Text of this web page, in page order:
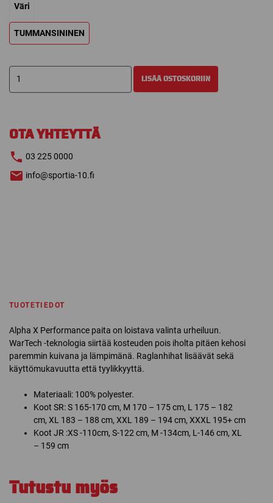
Väri
TUMMANSININEN
WARRIOR
COLLEGEPAITA
LISÄÄ OSTOSKORIIN
OTA YHTEYTTÄ
03 225 0000
info@sportia-10.fi
TUOTETIEDOT
Alpha X Performance paita on loistava valinta urheiluun.
WarTech -teknologia siirtää kosteuden pois iholta pitäen kehosi
paremmin kuivana ja lämpimänä. Raglanhihat lisäävät sekä
käyttömukavuutta että tyylikkyyttä.
Materiaali: 100% polyester.
Koot SR: S 165-170 cm, M 170 – 175 cm, L 175 – 182
cm, XL 183 – 188 cm, XXL 189 – 194 cm, XXXL 195+ cm
Koot JR :XS -110cm, S-122 cm, M -134cm, L-146 cm, XL
– 159 cm
Tutustu myös